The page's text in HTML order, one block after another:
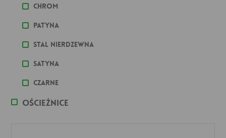
Chrom
Patyna
stal nierdzewna
Satyna
Czarne
Ościeżnice